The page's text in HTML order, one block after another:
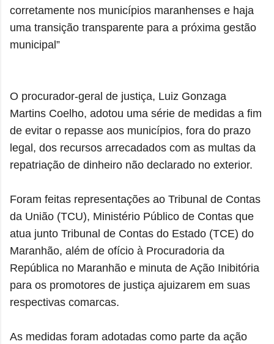
corretamente nos municípios maranhenses e haja
uma transição transparente para a próxima gestão
municipal”
O procurador-geral de justiça, Luiz Gonzaga
Martins Coelho, adotou uma série de medidas a fim
de evitar o repasse aos municípios, fora do prazo
legal, dos recursos arrecadados com as multas da
repatriação de dinheiro não declarado no exterior.
Foram feitas representações ao Tribunal de Contas
da União (TCU), Ministério Público de Contas que
atua junto Tribunal de Contas do Estado (TCE) do
Maranhão, além de ofício à Procuradoria da
República no Maranhão e minuta de Ação Inibitória
para os promotores de justiça ajuizarem em suas
respectivas comarcas.
As medidas foram adotadas como parte da ação